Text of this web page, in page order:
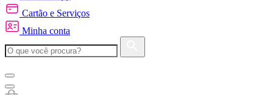
Cartão e Serviços
Minha conta